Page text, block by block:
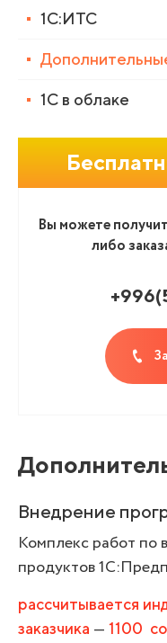
1С:ИТС
1С в облаке
Вы можете
либо
Внедрение
Комплекс работ по
продуктов
рассчитывается
заказчика — 1100